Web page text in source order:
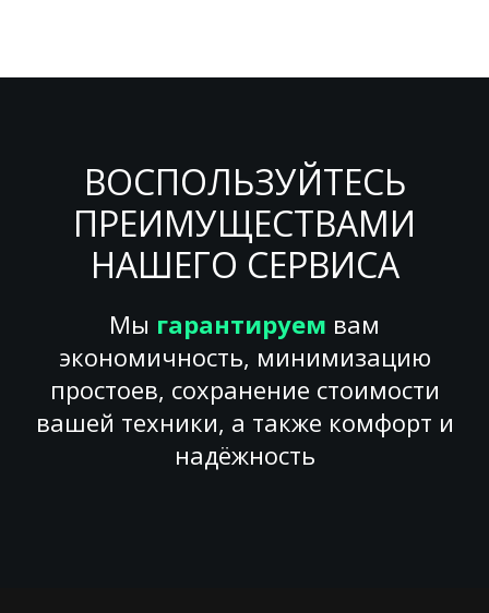
ВОСПОЛЬЗУЙТЕСЬ
ПРЕИМУЩЕСТВАМИ
НАШЕГО СЕРВИСА
Мы гарантируем вам
экономичность, минимизацию
простоев, сохранение стоимости
вашей техники, а также комфорт и
надёжность